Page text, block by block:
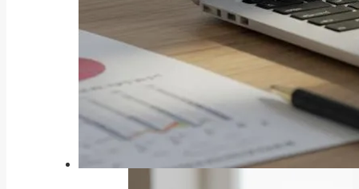
お役立ち情報, 補助金・助成金
「防犯カメラに使える補助金はあ
る？令和8年度の...
2025/06/26